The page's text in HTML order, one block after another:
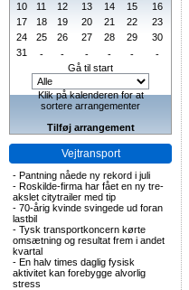
10
11 12 13 14 15
16
17
18 19 20 21 22
23
24
25 26 27 28 29
30
31
- - - - -
-
Gå til start
Klik på kalenderen for at
sortere arrangementer
Tilføj arrangement
Vejtransport
- Pantning nåede ny rekord i juli
- Roskilde-firma har fået en ny tre-
akslet citytrailer med tip
- 70-årig kvinde svingede ud foran
lastbil
- Tysk transportkoncern kørte
omsætning og resultat frem i andet
kvartal
- En halv times daglig fysisk
aktivitet kan forebygge alvorlig
stress